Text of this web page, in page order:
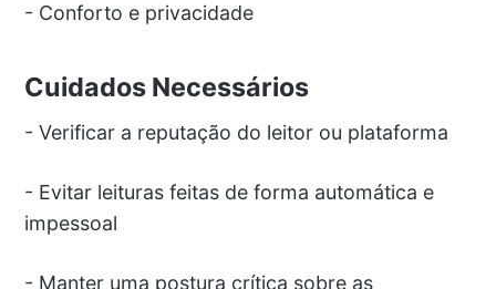
- Conforto e privacidade
Cuidados Necessários
- Verificar a reputação do leitor ou plataforma
- Evitar leituras feitas de forma automática e
impessoal
- Manter uma postura crítica sobre as